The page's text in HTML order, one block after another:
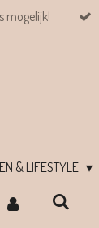
mogelijk!
& LIFESTYLE